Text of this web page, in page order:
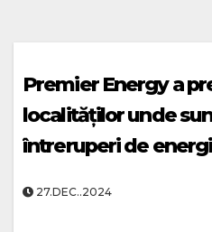
Premier Energy a
localităților unde
întreruperi de
27.DEC..2024